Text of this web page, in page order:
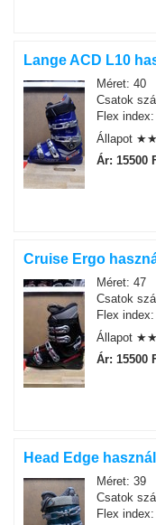
Lange ACD L10
Méret: 40
Csatok
Flex
Állapot
Ár: 15500
Cruise Ergo
Méret: 47
Csatok
Flex
Állapot
Ár: 15500
Head Edge
Méret: 39
Csatok
Flex